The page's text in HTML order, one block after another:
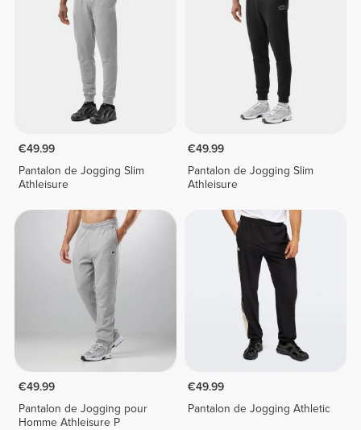
€49.99
Pantalon de Jogging Slim
Athleisure
€49.99
Pantalon de Jogging Slim
Athleisure
€49.99
Pantalon de Jogging pour
Homme Athleisure P
€49.99
Pantalon de Jogging Athletic